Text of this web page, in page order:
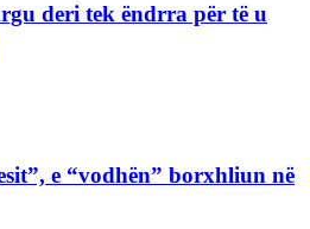
deri tek ëndrra për të u
e “vodhën” borxhliun në